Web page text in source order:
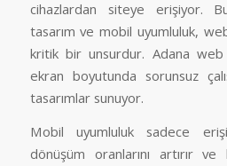
cihazlardan siteye erişiyor.
tasarım ve mobil uyumluluk,
kritik bir unsurdur. Adana
ekran boyutunda sorunsuz
tasarımlar sunuyor.
Mobil uyumluluk sadece
dönüşüm oranlarını artırır ve